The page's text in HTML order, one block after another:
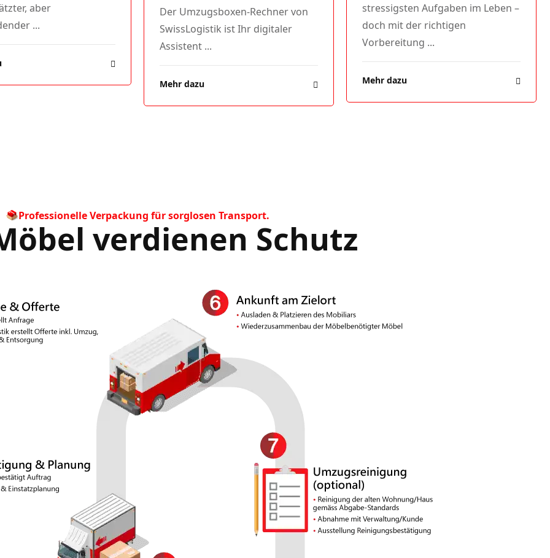
aber
...
Der Umzugsboxen-Rechner von
SwissLogistik ist Ihr digitaler
Assistent ...
Mehr dazu
stressigsten Aufgaben im Leben –
doch mit der richtigen
Vorbereitung ...
Mehr dazu
Professionelle Verpackung für sorglosen Transport.
verdienen Schutz